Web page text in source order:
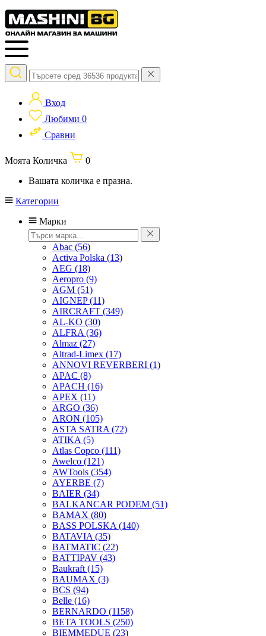
Вход
Любими 0
Сравни
Моята Количка
0
Вашата количка е празна.
Категории
Марки
Abac (56)
Activa Polska (13)
AEG (18)
Aeropro (9)
AGM (51)
AIGNEP(11)
AIRCRAFT (349)
AL-KO (30)
ALFRA (36)
Almaz (27)
Altrad-Limex (17)
ANNOVI REVERBERI (1)
APAC (8)
APACH (16)
APEX (11)
ARGO (36)
ARON (105)
ASTA SATRA (72)
ATIKA (5)
Atlas Copco (111)
Awelco (121)
AWTools (354)
AYERBE (7)
BAIER (34)
BALKANCAR PODEM (51)
BAMAX (80)
BASS POLSKA (140)
BATAVIA (35)
BATMATIC (22)
BATTIPAV (43)
Baukraft (15)
BAUMAX (3)
BCS (94)
Belle (16)
BERNARDO (1158)
BETA TOOLS (250)
BIEMMEDUE (23)